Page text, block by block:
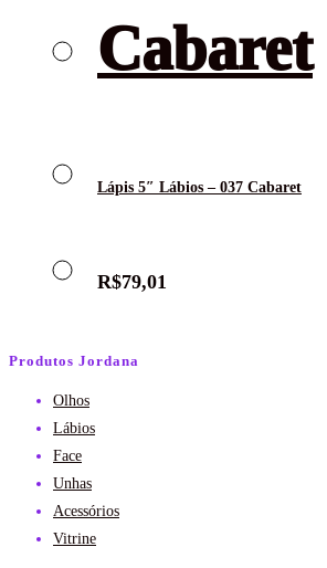
Lápis 5″ Lábios – 037 Cabaret
R$79,01
Produtos Jordana
Olhos
Lábios
Face
Unhas
Acessórios
Vitrine